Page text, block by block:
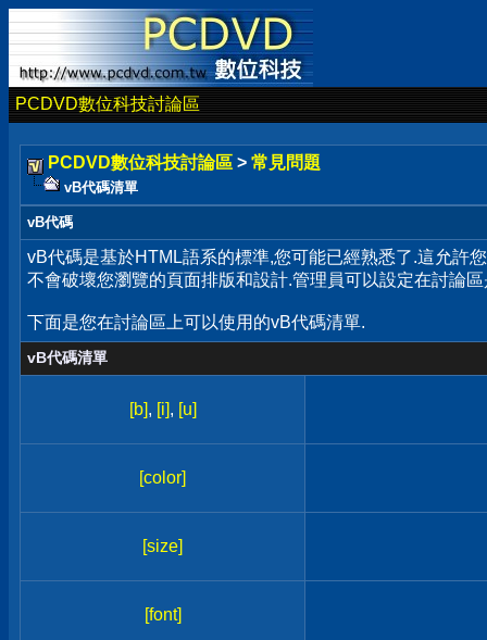
PCDVD數位科技討論區
PCDVD數位科技討論區 > 常見問題
vB代碼清單
vB代碼
vB代碼是基於HTML語系的標準,您可能已經熟悉了.這允許
不會破壞您瀏覽的頁面排版和設計.管理員可以設定在討論
下面是您在討論區上可以使用的vB代碼清單.
vB代碼清單
[b], [i], [u]
[color]
[size]
[font]